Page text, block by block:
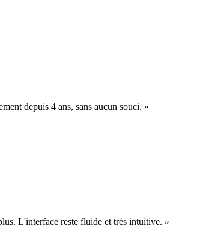
depuis 4 ans, sans aucun souci. »
L'interface reste fluide et très intuitive. »